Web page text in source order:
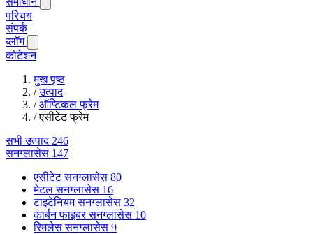
परिचय
संपर्क
ब्लॉग
कोटेशन
मुख पृष्ठ
/उत्पाद
/ऑप्टिकल फ्रेम
/एसीटेट फ्रेम
सभी उत्पाद 246
सनग्लासेस 147
एसीटेट सनग्लासेस 80
मेटल सनग्लासेस 16
टाइटेनियम सनग्लासेस 32
कार्बन फाइबर सनग्लासेस 10
रिमलेस सनग्लासेस 9